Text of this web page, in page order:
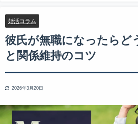
婚活コラム
彼氏が無職になったらど
と関係維持のコツ
2026年3月20日